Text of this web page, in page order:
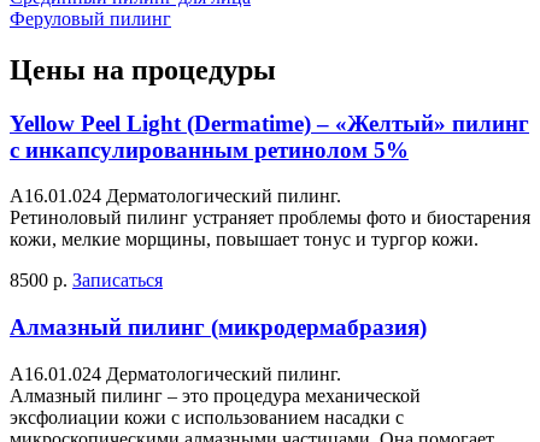
Феруловый пилинг
Цены на процедуры
Yellow Peel Light (Dermatime) – «Желтый» пилинг
с инкапсулированным ретинолом 5%
A16.01.024 Дерматологический пилинг.
Ретиноловый пилинг устраняет проблемы фото и биостарения
кожи, мелкие морщины, повышает тонус и тургор кожи.
8500 р. Записаться
Алмазный пилинг (микродермабразия)
A16.01.024 Дерматологический пилинг.
Алмазный пилинг – это процедура механической
эксфолиации кожи с использованием насадки с